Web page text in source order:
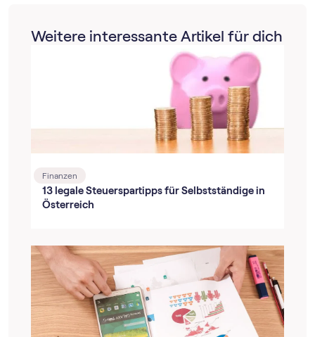
Weitere interessante Artikel für dich
Finanzen
13 legale Steuerspartipps für Selbstständige in
Österreich